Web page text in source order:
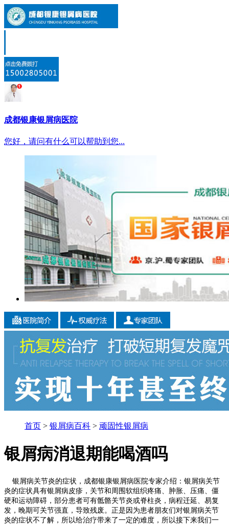
成都银康银屑病医院
您好，请问有什么可以帮助到您...
首页 > 银屑病百科 > 顽固性银屑病
银屑病消退期能喝酒吗
银屑病关节炎的症状，成都银康银屑病医院专家介绍：银屑病关节
炎的症状具有银屑病皮疹，关节和周围软组织疼痛、肿胀、压痛、僵
硬和运动障碍，部分患者可有骶骼关节炎或脊柱炎，病程迁延、易复
发，晚期可关节强直，导致残废。正是因为患者朋友们对银屑病关节
炎的症状不了解，所以给治疗带来了一定的难度，所以接下来我们一